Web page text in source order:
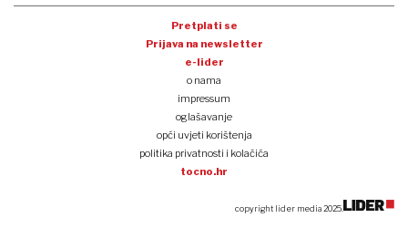
Pretplati se
Prijava na newsletter
e-lider
o nama
impressum
oglašavanje
opći uvjeti korištenja
politika privatnosti i kolačića
tocno.hr
copyright lider media 2025.